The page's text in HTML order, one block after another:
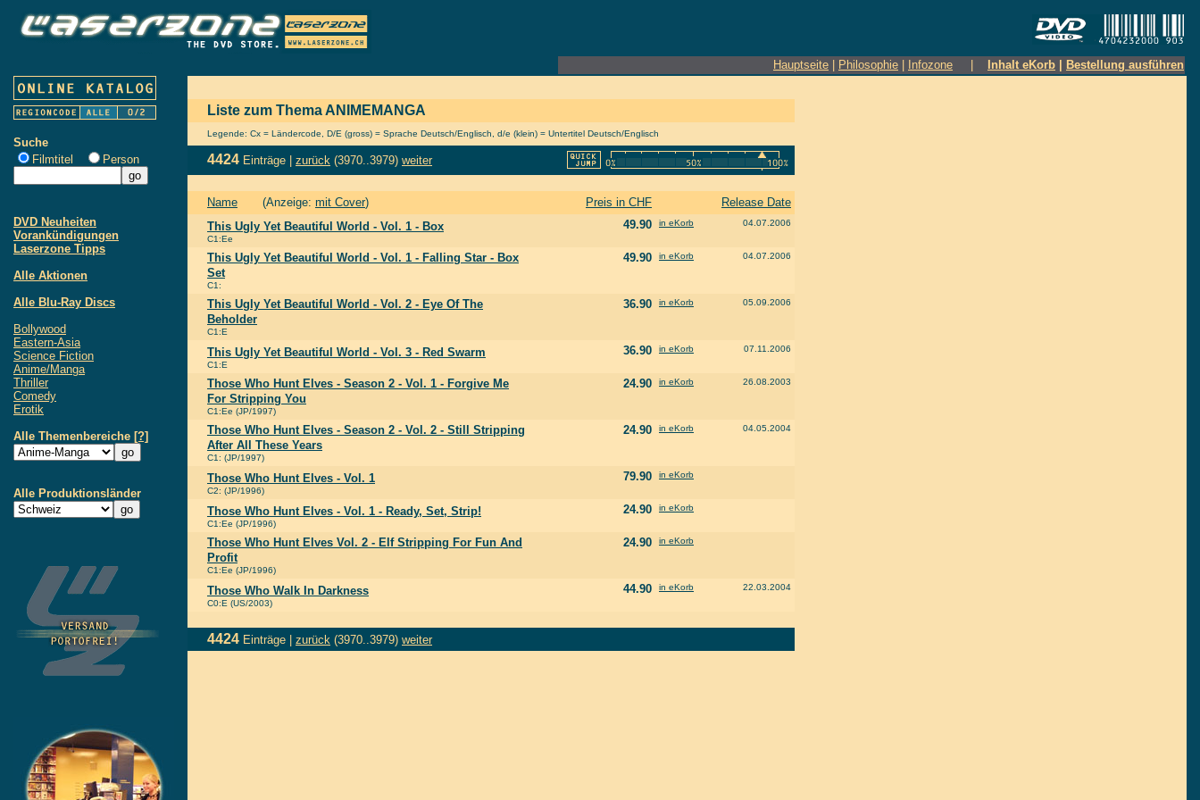
Hauptseite Philosophie Infozone Inhalt eKorb Bestellung ausführen
Suche
Filmtitel
Person
DVD Neuheiten
Vorankündigungen
Laserzone Tipps
Alle Aktionen
Alle Blu-Ray Discs
Bollywood
Eastern-Asia
Science Fiction
Anime/Manga
Thriller
Comedy
Erotik
Alle Themenbereiche [?]
Alle Produktionsländer
Liste zum Thema ANIMEMANGA
Legende: Cx = Ländercode, D/E (gross) = Sprache Deutsch/Englisch, d/e (klein) = Untertitel Deutsch/Englisch
4424 Einträge | zurück (3970..3979) weiter
Name (Anzeige: mit Cover) Preis in CHF
Release Date
This Ugly Yet Beautiful World - Vol. 1 - Box
C1:Ee
49.90 in eKorb 04.07.2006
This Ugly Yet Beautiful World - Vol. 1 - Falling Star - Box
Set
C1:
49.90 in eKorb 04.07.2006
This Ugly Yet Beautiful World - Vol. 2 - Eye Of The
Beholder
C1:E
36.90 in eKorb 05.09.2006
This Ugly Yet Beautiful World - Vol. 3 - Red Swarm
C1:E
36.90 in eKorb 07.11.2006
Those Who Hunt Elves - Season 2 - Vol. 1 - Forgive Me
For Stripping You
C1:Ee (JP/1997)
24.90 in eKorb 26.08.2003
Those Who Hunt Elves - Season 2 - Vol. 2 - Still Stripping
After All These Years
C1: (JP/1997)
24.90 in eKorb 04.05.2004
Those Who Hunt Elves - Vol. 1
C2: (JP/1996)
79.90 in eKorb
Those Who Hunt Elves - Vol. 1 - Ready, Set, Strip!
C1:Ee (JP/1996)
24.90 in eKorb
Those Who Hunt Elves Vol. 2 - Elf Stripping For Fun And
Profit
C1:Ee (JP/1996)
24.90 in eKorb
Those Who Walk In Darkness
C0:E (US/2003)
44.90 in eKorb 22.03.2004
4424 Einträge | zurück (3970..3979) weiter